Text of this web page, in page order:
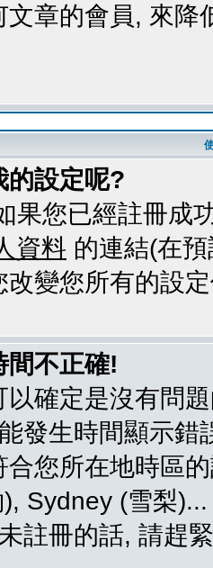
章的會員, 來
的設定呢?
果您已經註冊成
資料 的連結(在
改變您所有的設
間不正確!
確定是沒有問
發生時間顯示
合您所在地時區
Sydney (雪梨
註冊的話, 請趕